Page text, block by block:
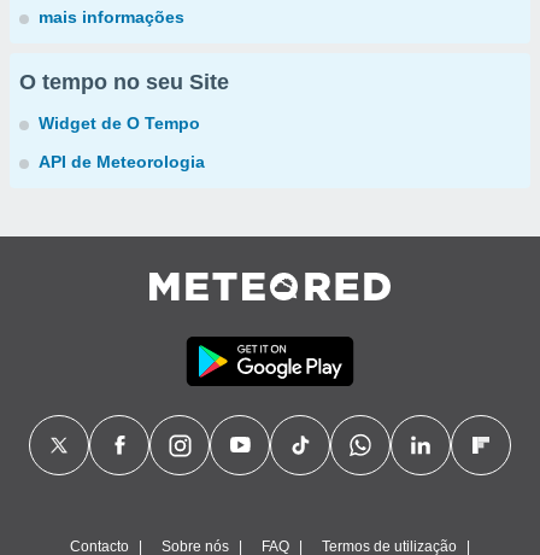
mais informações
O tempo no seu Site
Widget de O Tempo
API de Meteorologia
Contacto Sobre nós FAQ Termos de utilização